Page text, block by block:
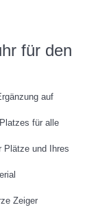
für den
auf
für alle
Plätze und Ihres
Zeiger